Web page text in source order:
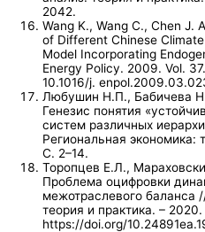
2042.
Wang K., Wang C., Chen J.
of Different Chi­nese
Model Incorporating
Energy Policy. 2009. Vol.
10.1016/j.
Любушин Н.П., Бабичева
Генезис понятия
систем различных
Региональная экономика:
С. 2–14.
Торопцев Е.Л.,
Проблема оцифровки
межотраслевого баланса
теория и практика. –
https://doi.org/